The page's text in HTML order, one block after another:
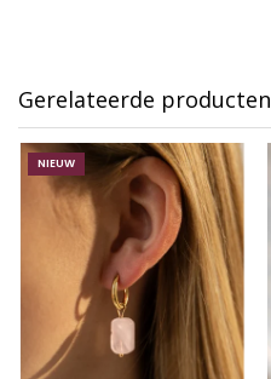
Gerelateerde producten
NIEUW